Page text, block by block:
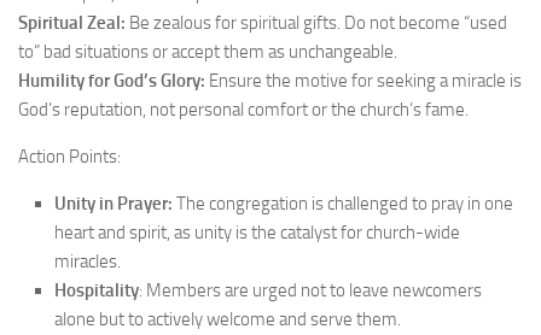
Spiritual Zeal: Be zealous for spiritual gifts. Do not become “used
to” bad situations or accept them as unchangeable.
Humility for God’s Glory: Ensure the motive for seeking a miracle is
God’s reputation, not personal comfort or the church’s fame.
Action Points:
Unity in Prayer: The congregation is challenged to pray in one
heart and spirit, as unity is the catalyst for church-wide
miracles.
Hospitality: Members are urged not to leave newcomers
alone but to actively welcome and serve them.